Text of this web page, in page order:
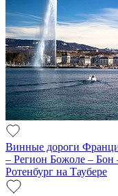
Винные дороги
– Регион Божоле –
Ротенбург на Таубере